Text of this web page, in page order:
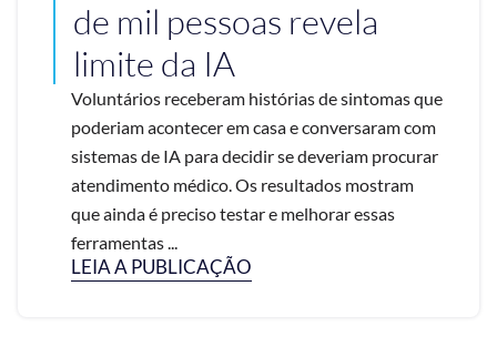
de mil pessoas revela
limite da IA
Voluntários receberam histórias de sintomas que
poderiam acontecer em casa e conversaram com
sistemas de IA para decidir se deveriam procurar
atendimento médico. Os resultados mostram
que ainda é preciso testar e melhorar essas
ferramentas ...
LEIA A PUBLICAÇÃO